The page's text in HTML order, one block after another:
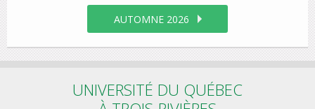
AUTOMNE 2026
UNIVERSITÉ DU QUÉBEC